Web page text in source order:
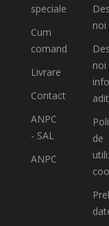
speciale
Cum
comand
Livrare
Contact
ANPC
- SAL
ANPC
noi
noi
de